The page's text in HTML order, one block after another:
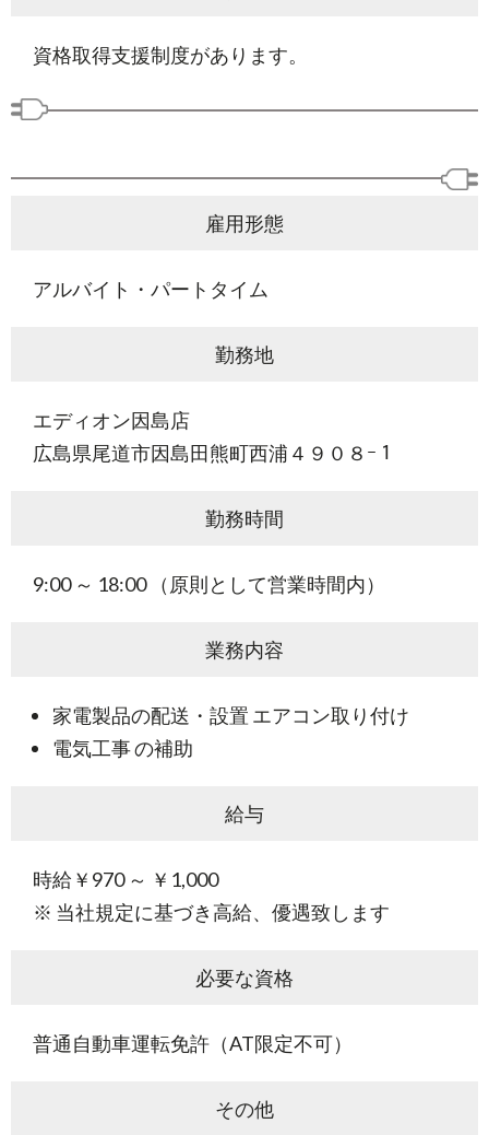
資格取得支援制度があります。
雇用形態
アルバイト・パートタイム
勤務地
エディオン因島店
広島県尾道市因島田熊町西浦４９０８ｰ１
勤務時間
9:00 ～ 18:00 （原則として営業時間内）
業務内容
家電製品の配送・設置 エアコン取り付け
電気工事 の補助
給与
時給￥970 ～ ￥1,000
※ 当社規定に基づき高給、優遇致します
必要な資格
普通自動車運転免許（AT限定不可）
その他